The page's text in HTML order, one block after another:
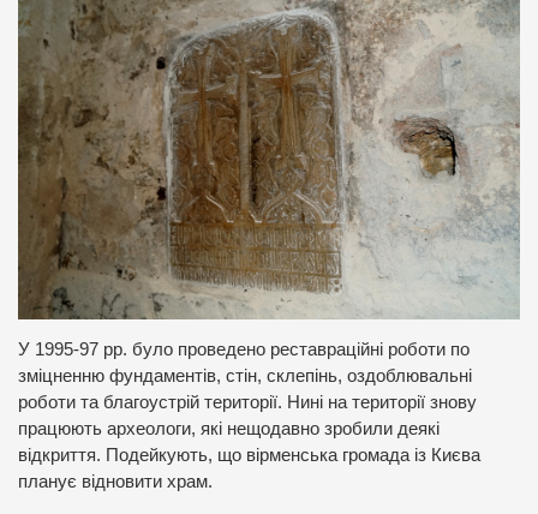
У 1995-97 рр. було проведено реставраційні роботи по
зміцненню фундаментів, стін, склепінь, оздоблювальні
роботи та благоустрій території. Нині на території знову
працюють археологи, які нещодавно зробили деякі
відкриття. Подейкують, що вірменська громада із Києва
планує відновити храм.